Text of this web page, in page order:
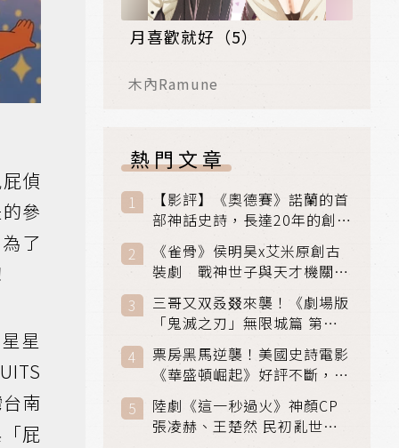
偵
參
了
星
南
屁
月喜歡就好（5）
木內Ramune
熱門文章
【影評】《奧德賽》諾蘭的首
部神話史詩，長達20年的創傷
與贖罪之旅
《雀骨》侯明昊x艾米原創古
裝劇 戰神世子與天才機關師
聯手攻克身世之謎
三哥又双叒叕來襲！《劇場版
「鬼滅之刃」無限城篇 第一
章》 七月首登串流平台
票房黑馬逆襲！美國史詩電影
《華盛頓崛起》好評不斷，輾
壓《玩具總動員5》、《超少
女》
陸劇《這一秒過火》神顏CP
張凌赫、王楚然 民初亂世、